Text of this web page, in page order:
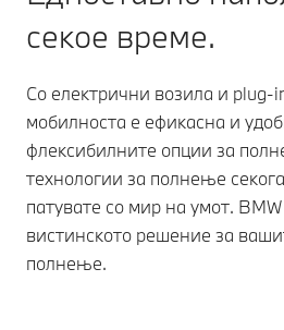
секое време.
Со електрични возила и plug-
мобилноста е ефикасна и
флексибилните опции за
технологии за полнење
патувате со мир на умот.
вистинското решение за
полнење.